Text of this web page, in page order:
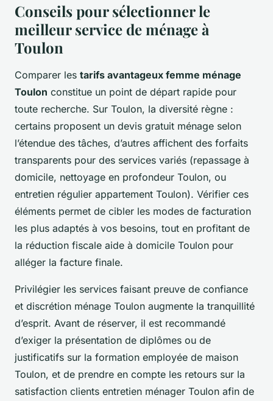
Conseils pour sélectionner le
meilleur service de ménage à
Toulon
Comparer les tarifs avantageux femme ménage
Toulon constitue un point de départ rapide pour
toute recherche. Sur Toulon, la diversité règne :
certains proposent un devis gratuit ménage selon
l’étendue des tâches, d’autres affichent des forfaits
transparents pour des services variés (repassage à
domicile, nettoyage en profondeur Toulon, ou
entretien régulier appartement Toulon). Vérifier ces
éléments permet de cibler les modes de facturation
les plus adaptés à vos besoins, tout en profitant de
la réduction fiscale aide à domicile Toulon pour
alléger la facture finale.
Privilégier les services faisant preuve de confiance
et discrétion ménage Toulon augmente la tranquillité
d’esprit. Avant de réserver, il est recommandé
d’exiger la présentation de diplômes ou de
justificatifs sur la formation employée de maison
Toulon, et de prendre en compte les retours sur la
satisfaction clients entretien ménager Toulon afin de